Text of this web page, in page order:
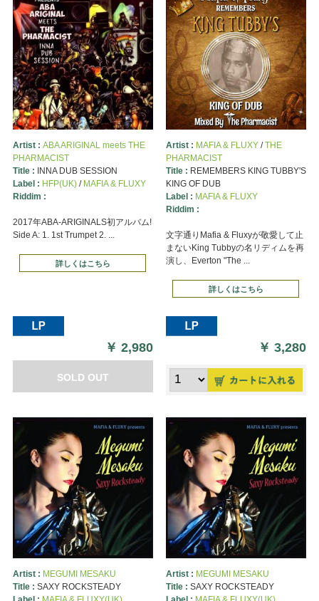
Artist : ABA ARIGINAL meets THE
PHARMACIST
Title : INNA DUB SESSION
Label : HFP(UK)/ MAFIA & FLUXY
Riddim :
2017年ABA-ARIGINALS初アルバム!
Side A: 1. 1st Trumpet 2. ...
詳しくはこちら
￥2,980
SOLD OUT
Artist : MAFIA & FLUXY/THE
PHARMACIST
Title : REMEMBERS KING TUBBY'S
KING OF DUB
Label : MAFIA & FLUXY
Riddim :
文字通りMafia & Fluxyが敬愛して止
まないKing Tubbyの名リディムを再
演し、Everton "The ...
詳しくはこちら
￥3,280
Artist : MEGUMI MESAKU
Title : SAXY ROCKSTEADY
Artist : MEGUMI MESAKU
Title : SAXY ROCKSTEADY